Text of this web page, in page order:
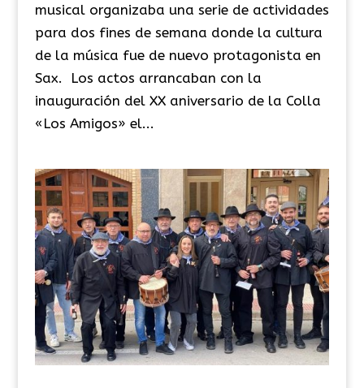
musical organizaba una serie de actividades
para dos fines de semana donde la cultura
de la música fue de nuevo protagonista en
Sax. Los actos arrancaban con la
inauguración del XX aniversario de la Colla
«Los Amigos» el...